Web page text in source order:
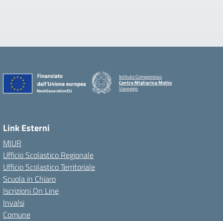
Istituto Comprensivo
Centro Migliarina Motto
Viareggio
Link Esterni
MIUR
Ufficio Scolastico Regionale
Ufficio Scolastico Territoriale
Scuola in Chiaro
Iscrizioni On Line
Invalsi
Comune